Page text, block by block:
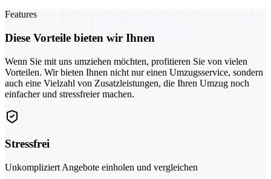
Features
Diese Vorteile bieten wir Ihnen
Wenn Sie mit uns umziehen möchten, profitieren Sie von vielen
Vorteilen. Wir bieten Ihnen nicht nur einen Umzugsservice, sondern
auch eine Vielzahl von Zusatzleistungen, die Ihren Umzug noch
einfacher und stressfreier machen.
Stressfrei
Unkompliziert Angebote einholen und vergleichen